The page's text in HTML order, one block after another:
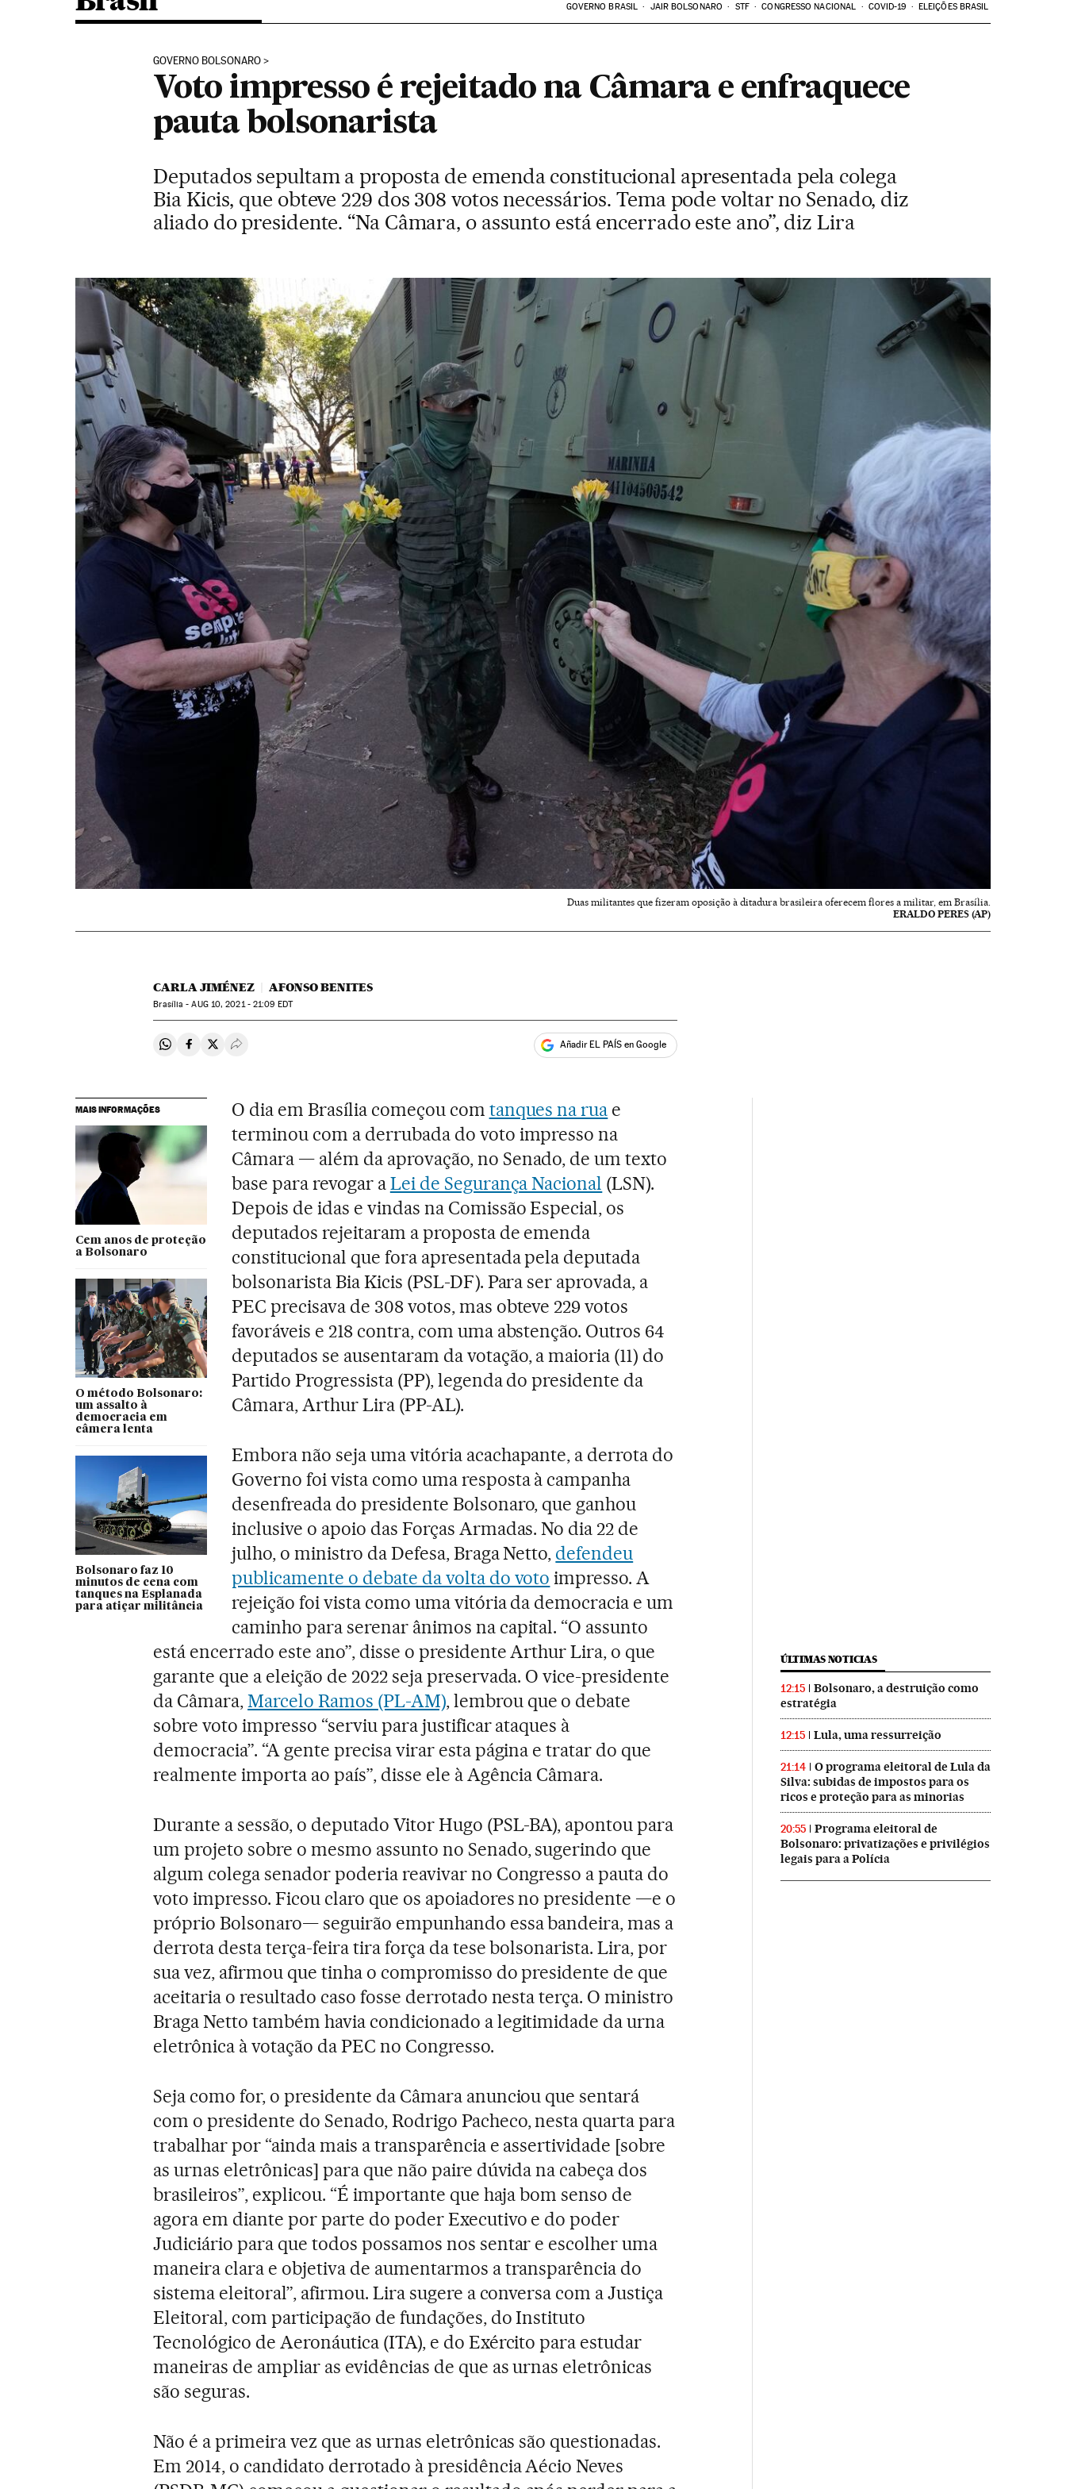
GOVERNO BRASIL JAIR BOLSONARO STF CONGRESSO NACIONAL COVID-19 ELEIÇÕES BRASIL
GOVERNO BOLSONARO
Voto impresso é rejeitado na Câmara e enfraquece
pauta bolsonarista
Deputados sepultam a proposta de emenda constitucional apresentada pela colega
Bia Kicis, que obteve 229 dos 308 votos necessários. Tema pode voltar no Senado, diz
aliado do presidente. “Na Câmara, o assunto está encerrado este ano”, diz Lira
Duas militantes que fizeram oposição à ditadura brasileira oferecem flores a militar, em Brasília.
ERALDO PERES (AP)
CARLA JIMÉNEZ AFONSO BENITES
Brasília -AUG10, 2021 - 21:09 EDT
Compartir en Whatsapp
Compartir en Facebook
Compartir en Twitter
Desplegar Redes Sociales Añadir EL PAÍS en Google
MAIS INFORMAÇÕES
Cem anos de proteção
a Bolsonaro
O método Bolsonaro:
um assalto à
democracia em
câmera lenta
Bolsonaro faz 10
minutos de cena com
tanques na Esplanada
para atiçar militância
O dia em Brasília começou com tanques na rua e
terminou com a derrubada do voto impresso na
Câmara — além da aprovação, no Senado, de um texto
base para revogar aLei de Segurança Nacional (LSN).
Depois de idas e vindas na Comissão Especial, os
deputados rejeitaram a proposta de emenda
constitucional que fora apresentada pela deputada
bolsonarista Bia Kicis (PSL-DF). Para ser aprovada, a
PEC precisava de 308 votos, mas obteve 229 votos
favoráveis e 218 contra, com uma abstenção. Outros 64
deputados se ausentaram da votação, a maioria (11) do
Partido Progressista (PP), legenda do presidente da
Câmara, Arthur Lira (PP-AL).
Embora não seja uma vitória acachapante, a derrota do
Governo foi vista como uma resposta à campanha
desenfreada do presidente Bolsonaro, que ganhou
inclusive o apoio das Forças Armadas. No dia 22 de
julho, o ministro da Defesa, Braga Netto, defendeu
publicamente o debate da volta do voto impresso. A
rejeição foi vista como uma vitória da democracia e um
caminho para serenar ânimos na capital. “O assunto
está encerrado este ano”, disse o presidente Arthur Lira, o que
garante que a eleição de 2022 seja preservada. O vice-presidente
da Câmara,Marcelo Ramos (PL-AM), lembrou que o debate
sobre voto impresso “serviu para justificar ataques à
democracia”. “A gente precisa virar esta página e tratar do que
realmente importa ao país”, disse ele à Agência Câmara.
Durante a sessão, o deputado Vitor Hugo (PSL-BA), apontou para
um projeto sobre o mesmo assunto no Senado, sugerindo que
algum colega senador poderia reavivar no Congresso a pauta do
voto impresso. Ficou claro que os apoiadores no presidente —e o
próprio Bolsonaro— seguirão empunhando essa bandeira, mas a
derrota desta terça-feira tira força da tese bolsonarista. Lira, por
sua vez, afirmou que tinha o compromisso do presidente de que
aceitaria o resultado caso fosse derrotado nesta terça. O ministro
Braga Netto também havia condicionado a legitimidade da urna
eletrônica à votação da PEC no Congresso.
Seja como for, o presidente da Câmara anunciou que sentará
com o presidente do Senado, Rodrigo Pacheco, nesta quarta para
trabalhar por “ainda mais a transparência e assertividade [sobre
as urnas eletrônicas] para que não paire dúvida na cabeça dos
brasileiros”, explicou. “É importante que haja bom senso de
agora em diante por parte do poder Executivo e do poder
Judiciário para que todos possamos nos sentar e escolher uma
maneira clara e objetiva de aumentarmos a transparência do
sistema eleitoral”, afirmou. Lira sugere a conversa com a Justiça
Eleitoral, com participação de fundações, do Instituto
Tecnológico de Aeronáutica (ITA), e do Exército para estudar
maneiras de ampliar as evidências de que as urnas eletrônicas
são seguras.
Não é a primeira vez que as urnas eletrônicas são questionadas.
Em 2014, o candidato derrotado à presidência Aécio Neves
ÚLTIMAS NOTICIAS
12:15
Bolsonaro, a destruição como
estratégia
12:15 Lula, uma ressurreição
21:14
O programa eleitoral de Lula da
Silva: subidas de impostos para os
ricos e proteção para as minorias
20:55
Programa eleitoral de
Bolsonaro: privatizações e privilégios
legais para a Polícia